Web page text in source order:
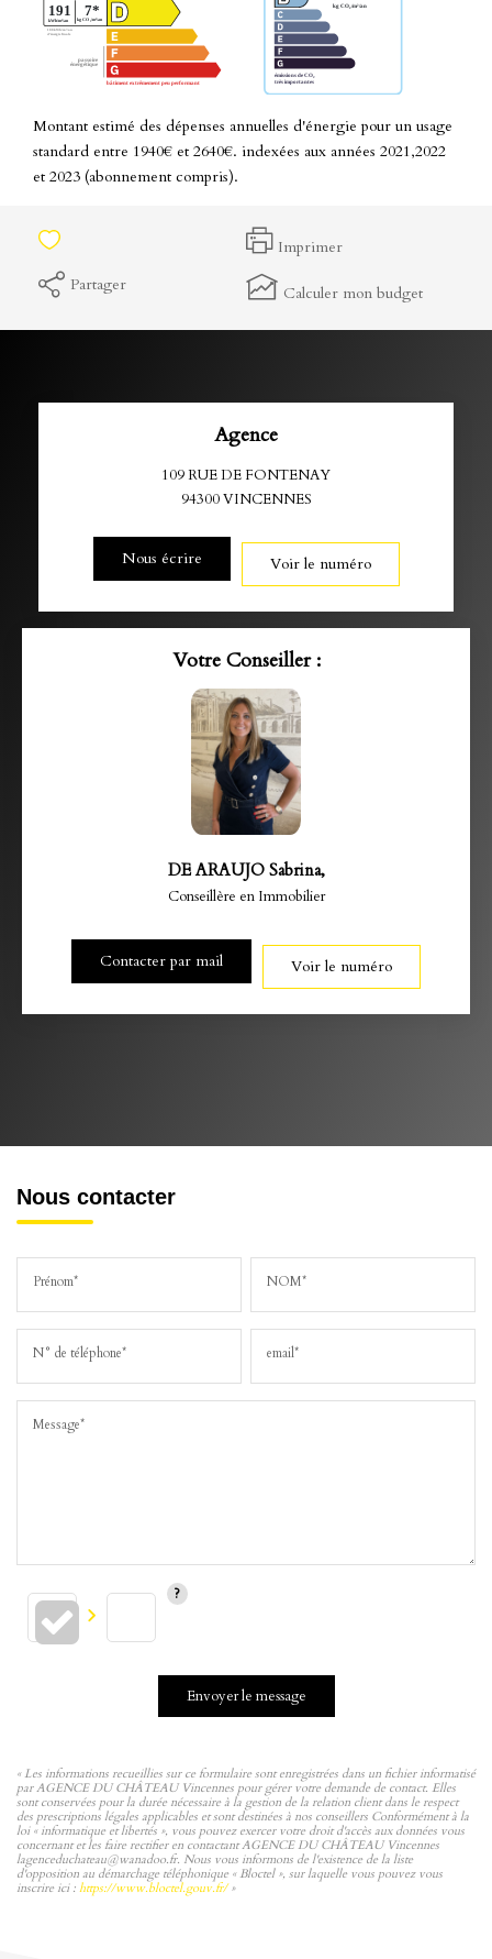
Montant estimé des dépenses annuelles d'énergie pour un usage
standard entre 1940€ et 2640€. indexées aux années 2021,2022
et 2023 (abonnement compris).
Imprimer
Partager
Calculer mon budget
Agence
109 RUE DE FONTENAY
94300VINCENNES
Nous écrire Voir le numéro
Votre Conseiller :
DE ARAUJO Sabrina,
Conseillère en Immobilier
Contacter par mail Voir le numéro
Nous contacter
Prénom* NOM*
N° de téléphone* email*
Message*
Envoyer le message
« Les informations recueillies sur ce formulaire sont enregistrées dans un fichier informatisé
par AGENCE DU CHÂTEAU Vincennes pour gérer votre demande de contact. Elles
sont conservées pour la durée nécessaire à la gestion de la relation client dans le respect
des prescriptions légales applicables et sont destinées à nos conseillers Conformément à la
loi « informatique et libertés », vous pouvez exercer votre droit d'accès aux données vous
concernant et les faire rectifier en contactant AGENCE DU CHÂTEAU Vincennes
lagenceduchateau@wanadoo.fr. Nous vous informons de l'existence de la liste
d'opposition au démarchage téléphonique « Bloctel », sur laquelle vous pouvez vous
inscrire ici : https://www.bloctel.gouv.fr/»